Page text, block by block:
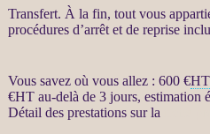
Transfert. À la fin, tout vous
procédures d’arrêt et de reprise
Vous savez où vous allez : 600 €HT
€HTau-delà de 3 jours, estimation
Détail des prestations sur la